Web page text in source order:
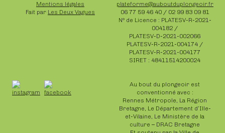
Mentions légales
Fait par Les Deux Vagues
plateforme@auboutduplongeoir.fr
06 77 59 46 40 / 02 99 83 09 81
N° de Licence : PLATESV-R-2021-
004182 /
PLATESV-D-2021-002066
PLATESV-R-2021-004174 /
PLATESV-R-2021-004177
SIRET : 48411514200024
Au bout du plongeoir est
conventionné avec :
Rennes Métropole, La Région
Bretagne, Le Département d’Ille-
et-Vilaine, Le Ministère de la
culture – DRAC Bretagne